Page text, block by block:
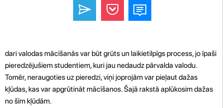
dari valodas mācīšanās var būt grūts un laikietilpīgs process, jo īpaši
pieredzējušiem studentiem, kuri jau nedaudz pārvalda valodu.
Tomēr, neraugoties uz pieredzi, viņi joprojām var pieļaut dažas
kļūdas, kas var apgrūtināt mācīšanos. Šajā rakstā aplūkosim dažas
no šīm kļūdām.